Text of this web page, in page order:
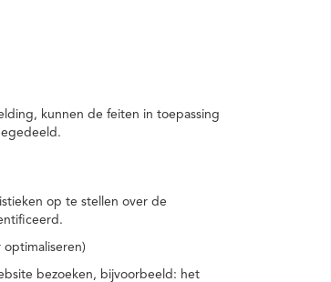
kunnen de feiten in toepassing
op te stellen over de
bezoeken, bijvoorbeeld: het